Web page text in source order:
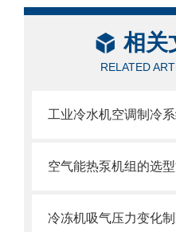
相关
RELATED
工业冷水机空调制冷
冷冻机吸气压力变化